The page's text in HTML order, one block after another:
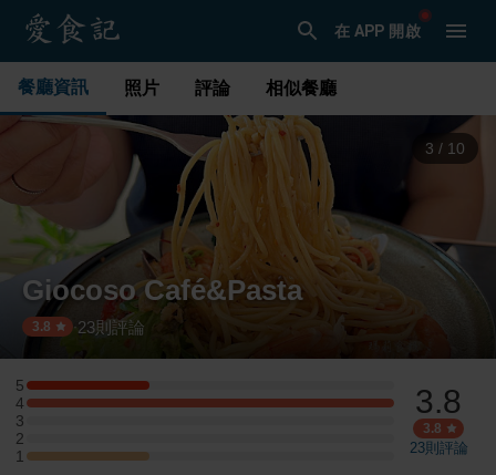
在 APP 開啟
餐廳資訊 照片 評論 相似餐廳
3 / 10
Giocoso Café&Pasta
3.8 ·23則評論
5
5 星：1 則評論
4
4 星：3 則評論
3
3 星：0 則評論
2
2 星：0 則評論
1
1 星：1 則評論
3.8
3.8
23則評論